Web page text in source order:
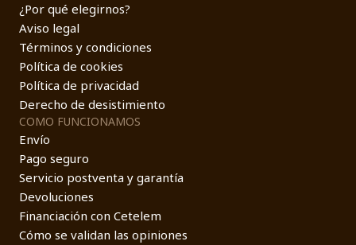
¿Por qué elegirnos?
Aviso legal
Términos y condiciones
Política de cookies
Política de privacidad
Derecho de desistimiento
COMO FUNCIONAMOS
Envío
Pago seguro
Servicio postventa y garantía
Devoluciones
Financiación con Cetelem
Cómo se validan las opiniones